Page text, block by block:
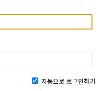
자동으로 로그인하기